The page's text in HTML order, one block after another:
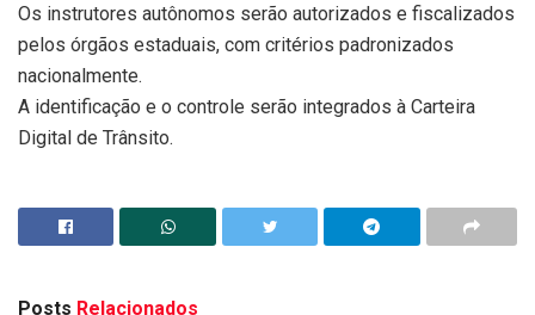
Os instrutores autônomos serão autorizados e fiscalizados
pelos órgãos estaduais, com critérios padronizados
nacionalmente.
A identificação e o controle serão integrados à Carteira
Digital de Trânsito.
Posts Relacionados